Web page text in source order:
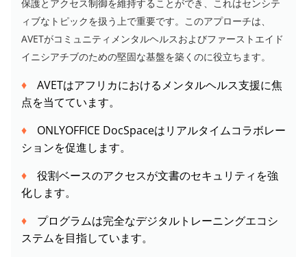
保護とアクセス制御を維持することができ、これはセンシテ
ィブなトピックを扱う上で重要です。このアプローチは、
AVETがコミュニティメンタルヘルスおよびファーストエイド
イニシアチブのための堅固な基盤を築くのに役立ちます。
AVETはアフリカにおけるメンタルヘルス支援に焦
点を当てています。
ONLYOFFICE DocSpaceはリアルタイムコラボレー
ションを促進します。
役割ベースのアクセスが文書のセキュリティを強
化します。
プログラムは完全なデジタルトレーニングエコシ
ステムを目指しています。